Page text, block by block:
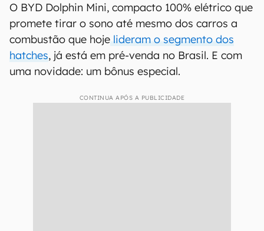
O BYD Dolphin Mini, compacto 100% elétrico que
promete tirar o sono até mesmo dos carros a
combustão que hoje lideram o segmento dos
hatches, já está em pré-venda no Brasil. E com
uma novidade: um bônus especial.
CONTINUA APÓS A PUBLICIDADE